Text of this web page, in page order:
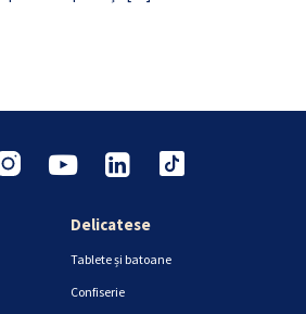
Delicatese
Tablete și batoane
Confiserie